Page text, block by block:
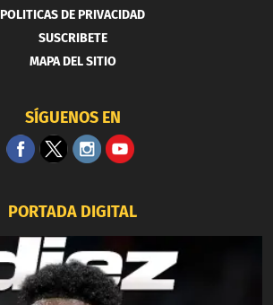
POLITICAS DE PRIVACIDAD
SUSCRIBETE
MAPA DEL SITIO
SÍGUENOS EN
PORTADA DIGITAL